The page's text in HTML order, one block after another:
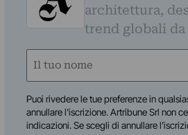
architettura,
trend globali
Nome
Puoi rivedere le tue preferenze in
annullare l’iscrizione. Artribune Srl non
indicazioni. Se scegli di annullare